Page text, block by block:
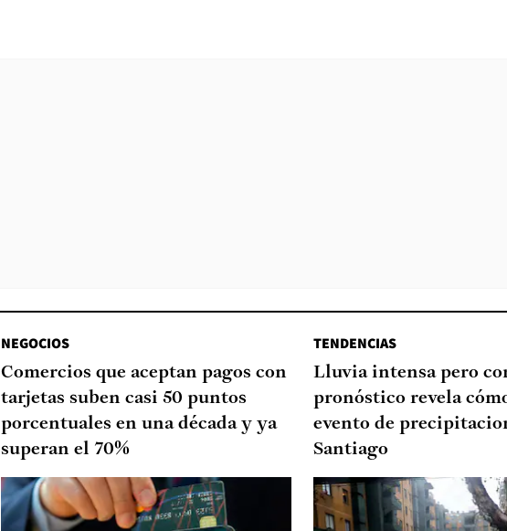
NEGOCIOS
Comercios que aceptan pagos con
tarjetas suben casi 50 puntos
porcentuales en una década y ya
superan el 70%
TENDENCIAS
Lluvia intensa pero
pronóstico revela
evento de
Santiago